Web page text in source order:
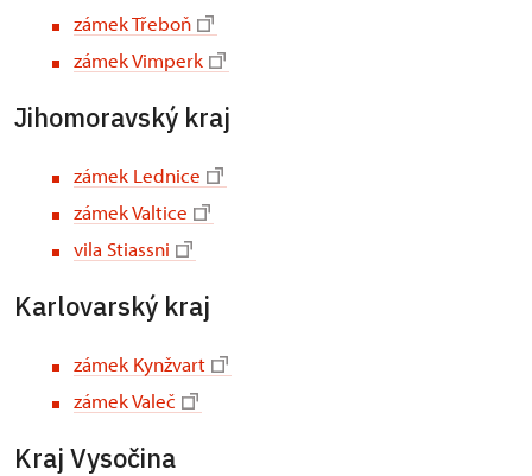
zámek Třeboň
zámek Vimperk
Jihomoravský kraj
zámek Lednice
zámek Valtice
vila Stiassni
Karlovarský kraj
zámek Kynžvart
zámek Valeč
Kraj Vysočina